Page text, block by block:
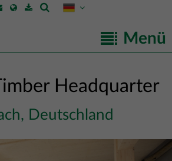
Menü
Headquarter
Deutschland